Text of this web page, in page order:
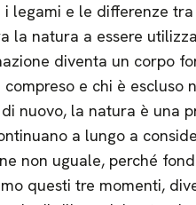
i legami e le differenze
la natura a essere
diventa un corpo
e chi è
di nuovo, la natura è una
a lungo a
non uguale, perché
questi tre momenti,